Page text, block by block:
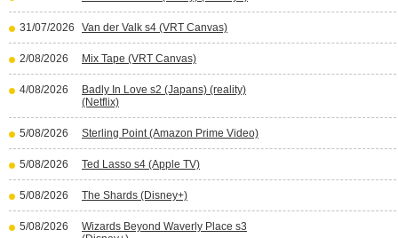
31/07/2026 Van der Valk s4 (VRT Canvas)
2/08/2026 Mix Tape (VRT Canvas)
4/08/2026
Badly In Love s2 (Japans) (reality)
(Netflix)
5/08/2026 Sterling Point (Amazon Prime Video)
5/08/2026 Ted Lasso s4 (Apple TV)
5/08/2026 The Shards (Disney+)
5/08/2026
Wizards Beyond Waverly Place s3